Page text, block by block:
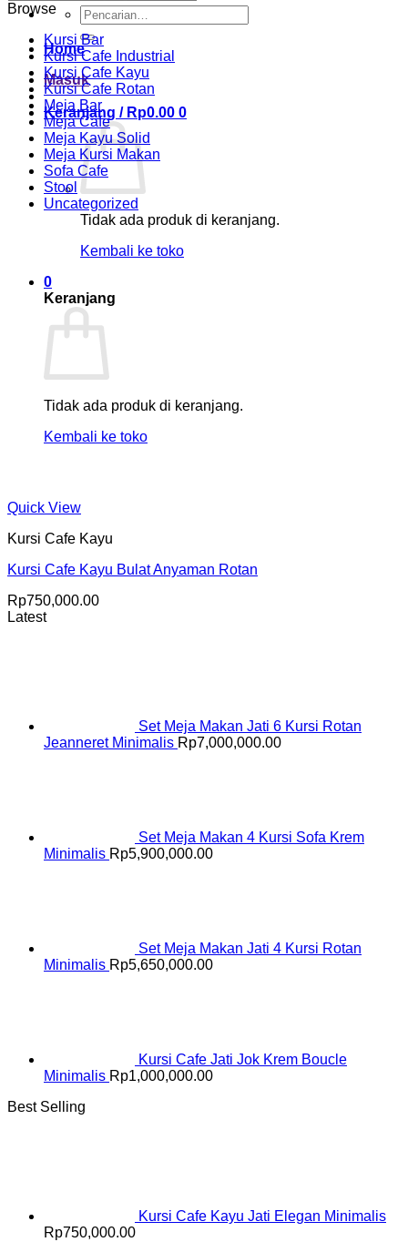
Pencarian
untuk:
Home
Masuk
Keranjang / Rp0.00 0
Tidak ada produk di keranjang.
Kembali ke toko
0
Keranjang
Tidak ada produk di keranjang.
Kembali ke toko
Browse
Kursi Bar
Kursi Cafe Industrial
Kursi Cafe Kayu
Kursi Cafe Rotan
Meja Bar
Meja Cafe
Meja Kayu Solid
Meja Kursi Makan
Sofa Cafe
Stool
Uncategorized
Quick View
Kursi Cafe Kayu
Kursi Cafe Kayu Bulat Anyaman Rotan
Rp750,000.00
Latest
Set Meja Makan Jati 6 Kursi Rotan
Jeanneret Minimalis Rp7,000,000.00
Set Meja Makan 4 Kursi Sofa Krem
Minimalis Rp5,900,000.00
Set Meja Makan Jati 4 Kursi Rotan
Minimalis Rp5,650,000.00
Kursi Cafe Jati Jok Krem Boucle
Minimalis Rp1,000,000.00
Best Selling
Kursi Cafe Kayu Jati Elegan Minimalis
Rp750,000.00